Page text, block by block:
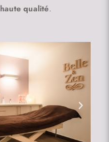
haute qualité.